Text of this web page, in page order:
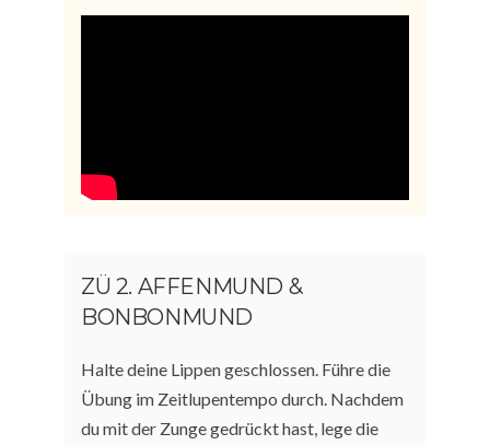
ZÜ 2. AFFENMUND &
BONBONMUND
Halte deine Lippen geschlossen. Führe die
Übung im Zeitlupentempo durch. Nachdem
du mit der Zunge gedrückt hast, lege die